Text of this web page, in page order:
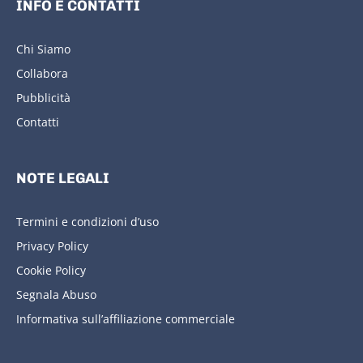
INFO E CONTATTI
Chi Siamo
Collabora
Pubblicità
Contatti
NOTE LEGALI
Termini e condizioni d’uso
Privacy Policy
Cookie Policy
Segnala Abuso
Informativa sull’affiliazione commerciale